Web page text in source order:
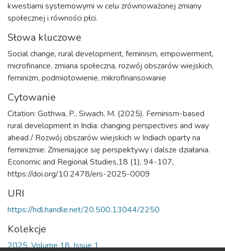
kwestiami systemowymi w celu zrównoważonej zmiany
społecznej i równości płci.
Słowa kluczowe
Social change, rural development, feminism, empowerment,
microfinance, zmiana społeczna, rozwój obszarów wiejskich,
feminizm, podmiotowienie, mikrofinansowanie
Cytowanie
Citation: Gothwa, P., Siwach, M. (2025). Feminism-based
rural development in India: changing perspectives and way
ahead / Rozwój obszarów wiejskich w Indiach oparty na
feminizmie: Zmieniające się perspektywy i dalsze działania.
Economic and Regional Studies,18 (1), 94-107,
https://doi.org/10.2478/ers-2025-0009
URI
https://hdl.handle.net/20.500.13044/2250
Kolekcje
2025, Volume 18, Issue 1